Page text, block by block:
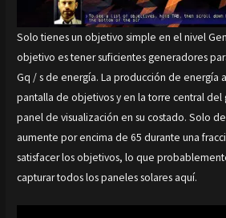
Solo tienes un objetivo simple en el nivel
objetivo es tener suficientes generadores
Gq / s de energía. La producción de energía
pantalla de objetivos y en la torre central
panel de visualización en su costado. Solo
aumente por encima de 65 durante una
satisfacer los objetivos, lo que
capturar todos los paneles solares aquí.